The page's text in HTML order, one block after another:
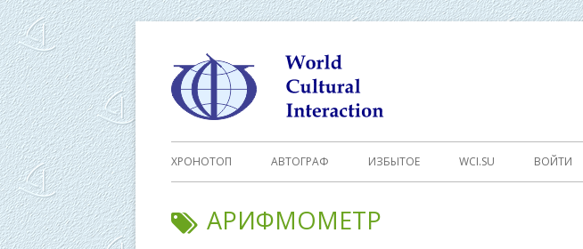
Перейти
к
содержимому
Основное
ХРОНОТОП АВТОГРАФ ИЗБЫТОЕ WCI.SU ВОЙТИ
МЕТКА:
АРИФМОМЕТР